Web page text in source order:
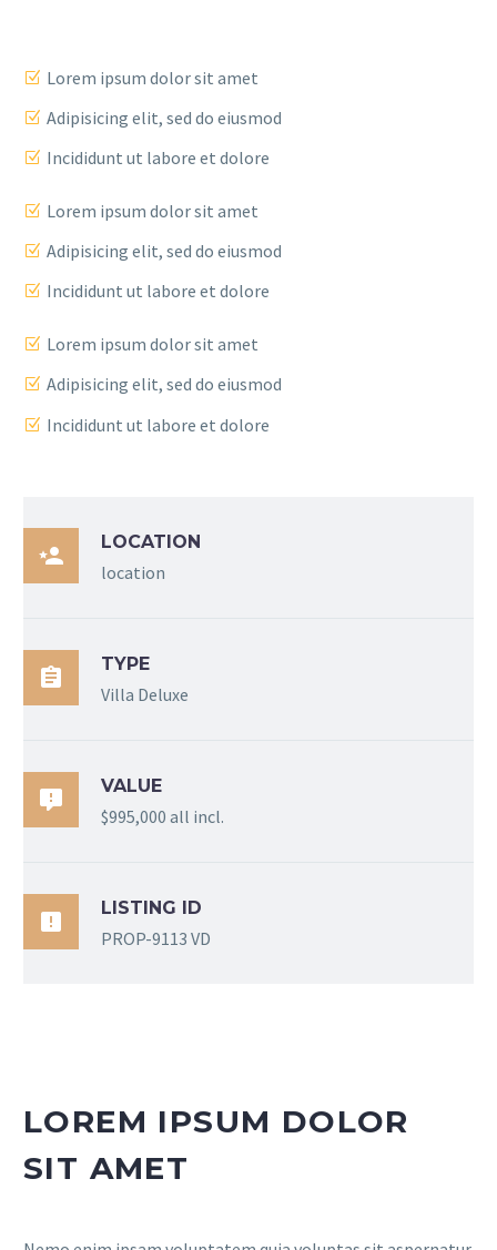
Lorem ipsum dolor sit amet
Adipisicing elit, sed do eiusmod
Incididunt ut labore et dolore
Lorem ipsum dolor sit amet
Adipisicing elit, sed do eiusmod
Incididunt ut labore et dolore
Lorem ipsum dolor sit amet
Adipisicing elit, sed do eiusmod
Incididunt ut labore et dolore

LOCATION
location

TYPE
Villa Deluxe

VALUE
$995,000 all incl.

LISTING ID
PROP-9113 VD
LOREM IPSUM DOLOR
SIT AMET